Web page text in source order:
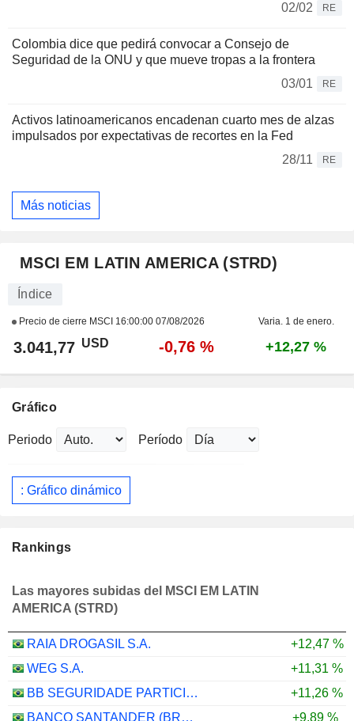
02/02
RE
Colombia dice que pedirá convocar a Consejo de
Seguridad de la ONU y que mueve tropas a la frontera
03/01
RE
Activos latinoamericanos encadenan cuarto mes de alzas
impulsados por expectativas de recortes en la Fed
28/11
RE
Más noticias
MSCI EM LATIN AMERICA (STRD)
Índice
Precio de cierre MSCI 16:00:00 07/08/2026 Varia. 1 de enero.
3.041,77 USD -0,76 % +12,27 %
Gráfico
Periodo Período
: Gráfico dinámico
Rankings
Las mayores subidas del MSCI EM LATIN
AMERICA (STRD)
RAIA DROGASIL S.A.
+12,47 %
WEG S.A.
+11,31 %
BB SEGURIDADE PARTICIPAÇÕES S.A.
+11,26 %
BANCO SANTANDER (BRASIL) S.A.
+9,89 %